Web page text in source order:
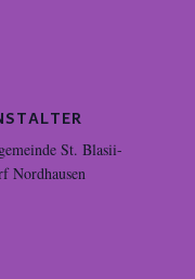
St. Blasii-
Nordhausen